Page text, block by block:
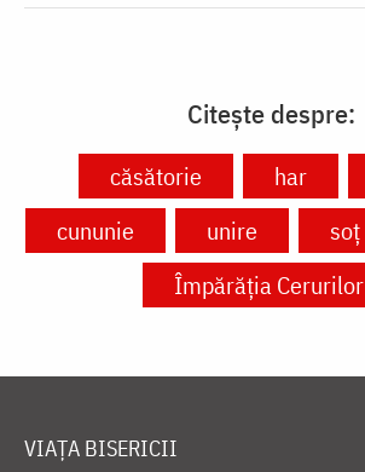
Citește despre:
căsătorie har
cununie
unire soț
Împărăția Cerurilor
VIAȚA BISERICII